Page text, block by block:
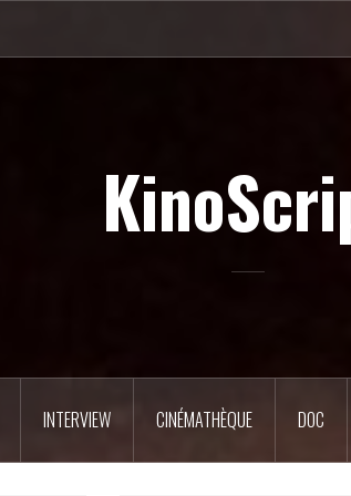
INTERVIEW CINÉMATHÈQUE DOC